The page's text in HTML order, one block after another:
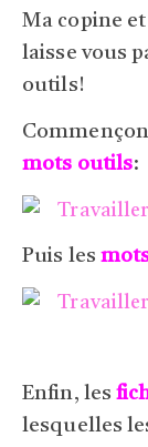
Ma copine
laisse vous
outils!
mots outils:
Puis les
Enfin, les
lesquelles